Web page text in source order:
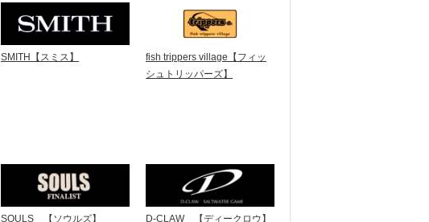
SMITH【スミス】
fish trippers village【フィッ
シュトリッパーズ】
SOULS 【ソウルズ】 D-CLAW 【ディークロウ】